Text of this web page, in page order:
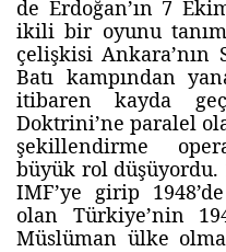
de Erdoğan’ın 7
ikili bir oyunu
çelişkisi Ankara’nın
Batı kampından
itibaren kayda
Doktrini’ne paralel
şekillendirme
büyük rol düşüyordu.
IMF’ye girip
olan Türkiye’nin
Müslüman ülke